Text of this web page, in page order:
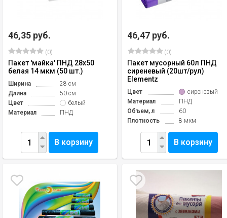
46,35 руб.
(0)
Пакет 'майка' ПНД 28х50
белая 14 мкм (50 шт.)
Ширина
28 см
Длина
50 см
Цвет
белый
Материал
ПНД
В корзину
46,47 руб.
(0)
Пакет мусорный 60л ПНД
сиреневый (20шт/рул)
Elementz
Цвет
сиреневый
Материал
ПНД
Объем, л
60
Плотность
8 мкм
В корзину